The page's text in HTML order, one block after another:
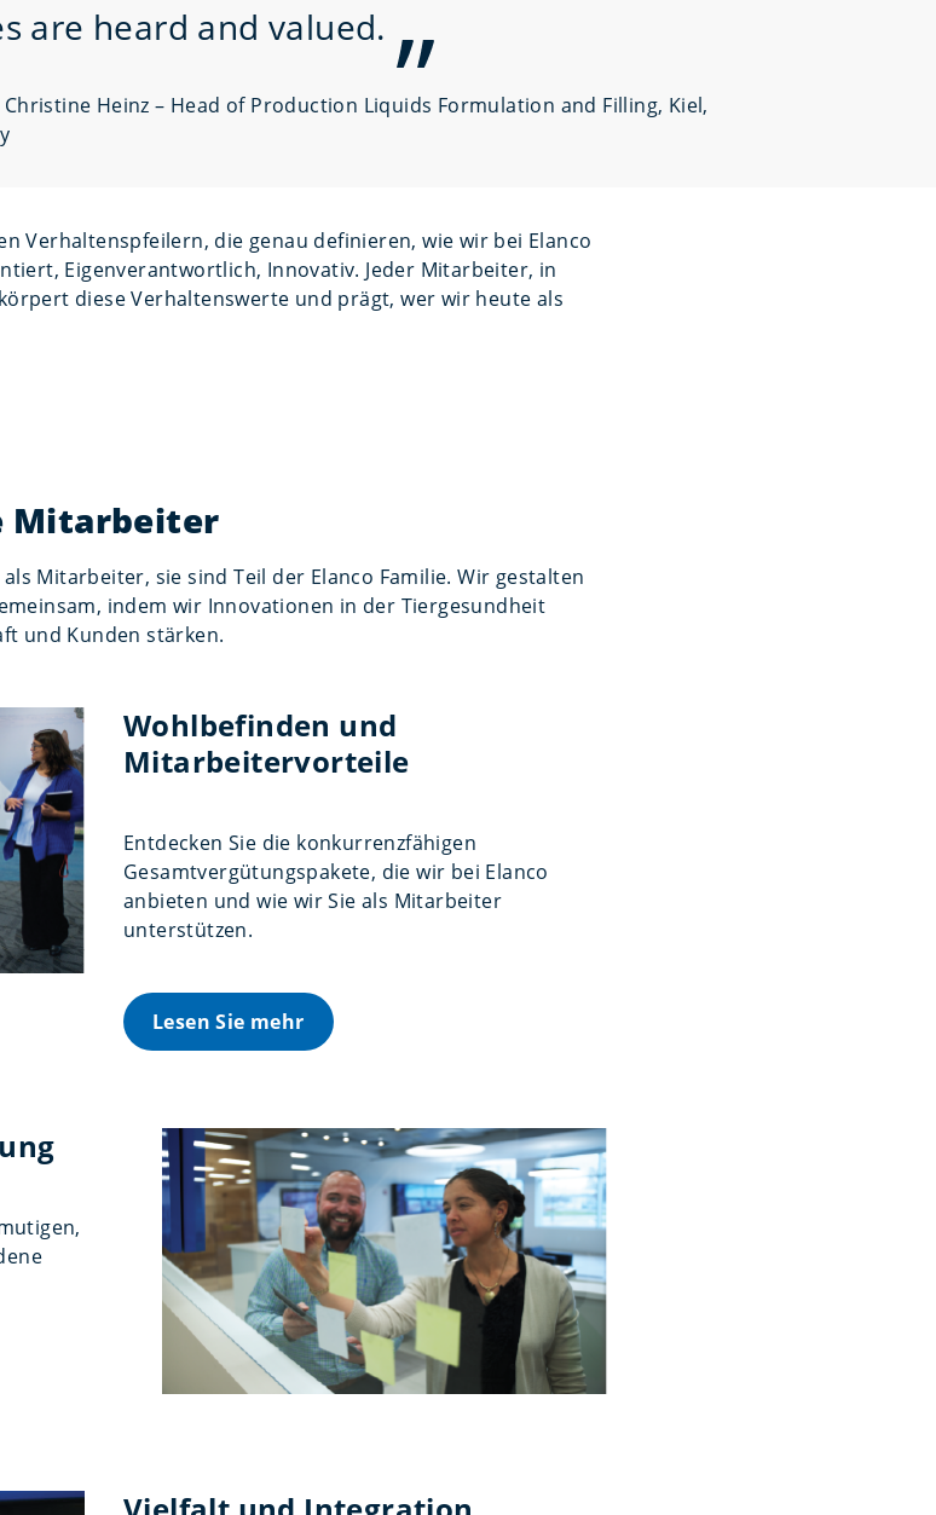
are heard and valued.
Christine Heinz – Head of Production Liquids Formulation and Filling, Kiel,
Verhaltenspfeilern, die genau definieren, wie wir bei Elanco
Eigenverantwortlich, Innovativ. Jeder Mitarbeiter, in
diese Verhaltenswerte und prägt, wer wir heute als
Mitarbeiter
Mitarbeiter, sie sind Teil der Elanco Familie. Wir gestalten
indem wir Innovationen in der Tiergesundheit
und Kunden stärken.
Wohlbefinden und
Mitarbeitervorteile
Entdecken Sie die konkurrenzfähigen
Gesamtvergütungspakete, die wir bei Elanco
anbieten und wie wir Sie als Mitarbeiter
unterstützen.
Lesen Sie mehr